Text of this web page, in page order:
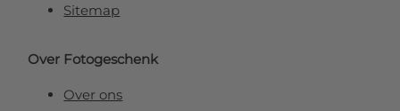
Sitemap
Over Fotogeschenk
Over ons